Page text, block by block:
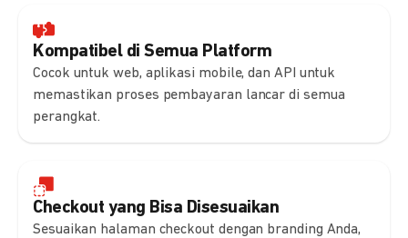
Kompatibel di Semua Platform
Cocok untuk web, aplikasi mobile, dan API untuk
memastikan proses pembayaran lancar di semua
perangkat.
Checkout yang Bisa Disesuaikan
Sesuaikan halaman checkout dengan branding Anda,